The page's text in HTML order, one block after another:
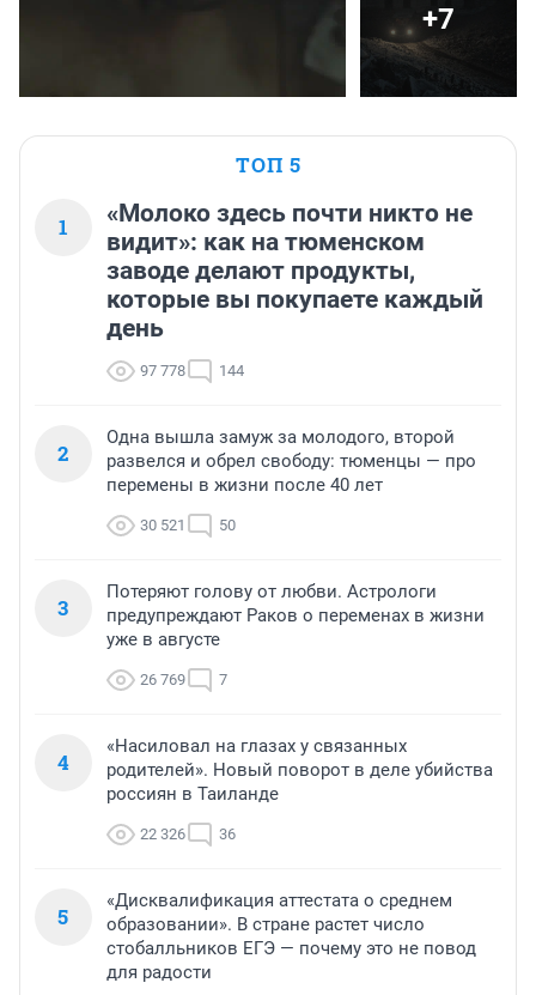
+7
ТОП 5
1
«Молоко здесь почти никто не
видит»: как на тюменском
заводе делают продукты,
которые вы покупаете каждый
день
97 778 144
2
Одна вышла замуж за молодого, второй
развелся и обрел свободу: тюменцы — про
перемены в жизни после 40 лет
30 521 50
3
Потеряют голову от любви. Астрологи
предупреждают Раков о переменах в жизни
уже в августе
26 769 7
4
«Насиловал на глазах у связанных
родителей». Новый поворот в деле убийства
россиян в Таиланде
22 326 36
5
«Дисквалификация аттестата о среднем
образовании». В стране растет число
стобалльников ЕГЭ — почему это не повод
для радости